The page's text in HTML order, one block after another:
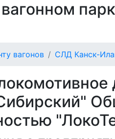
вагонов СЛД Канск-